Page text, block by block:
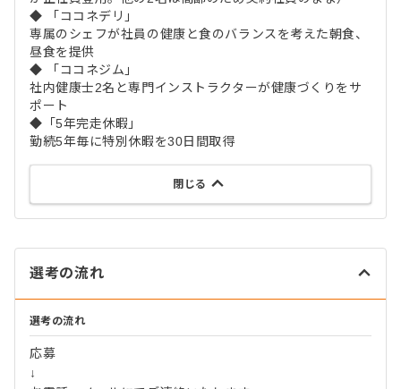
◆ 「ココネデリ」
専属のシェフが社員の健康と食のバランスを考えた朝食、
昼食を提供
◆ 「ココネジム」
社内健康士2名と専門インストラクターが健康づくりをサ
ポート
◆「5年完走休暇」
勤続5年毎に特別休暇を30日間取得
閉じる
選考の流れ
選考の流れ
応募
↓